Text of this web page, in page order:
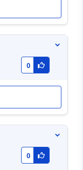
0
0